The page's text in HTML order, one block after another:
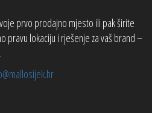
prvo prodajno mjesto ili pak širite
pravu lokaciju i rješenje za vaš brand –